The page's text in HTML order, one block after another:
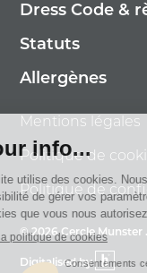
Dress Code &
Statuts
Allergènes
Mentions légales
Politique de
Politique de
© 2026 Cercle Munster
Digitalised by